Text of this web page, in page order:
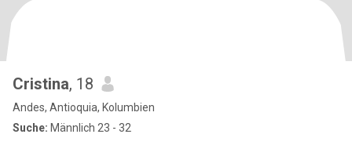
Cristina, 18
Andes, Antioquia, Kolumbien
Suche: Männlich 23 - 32